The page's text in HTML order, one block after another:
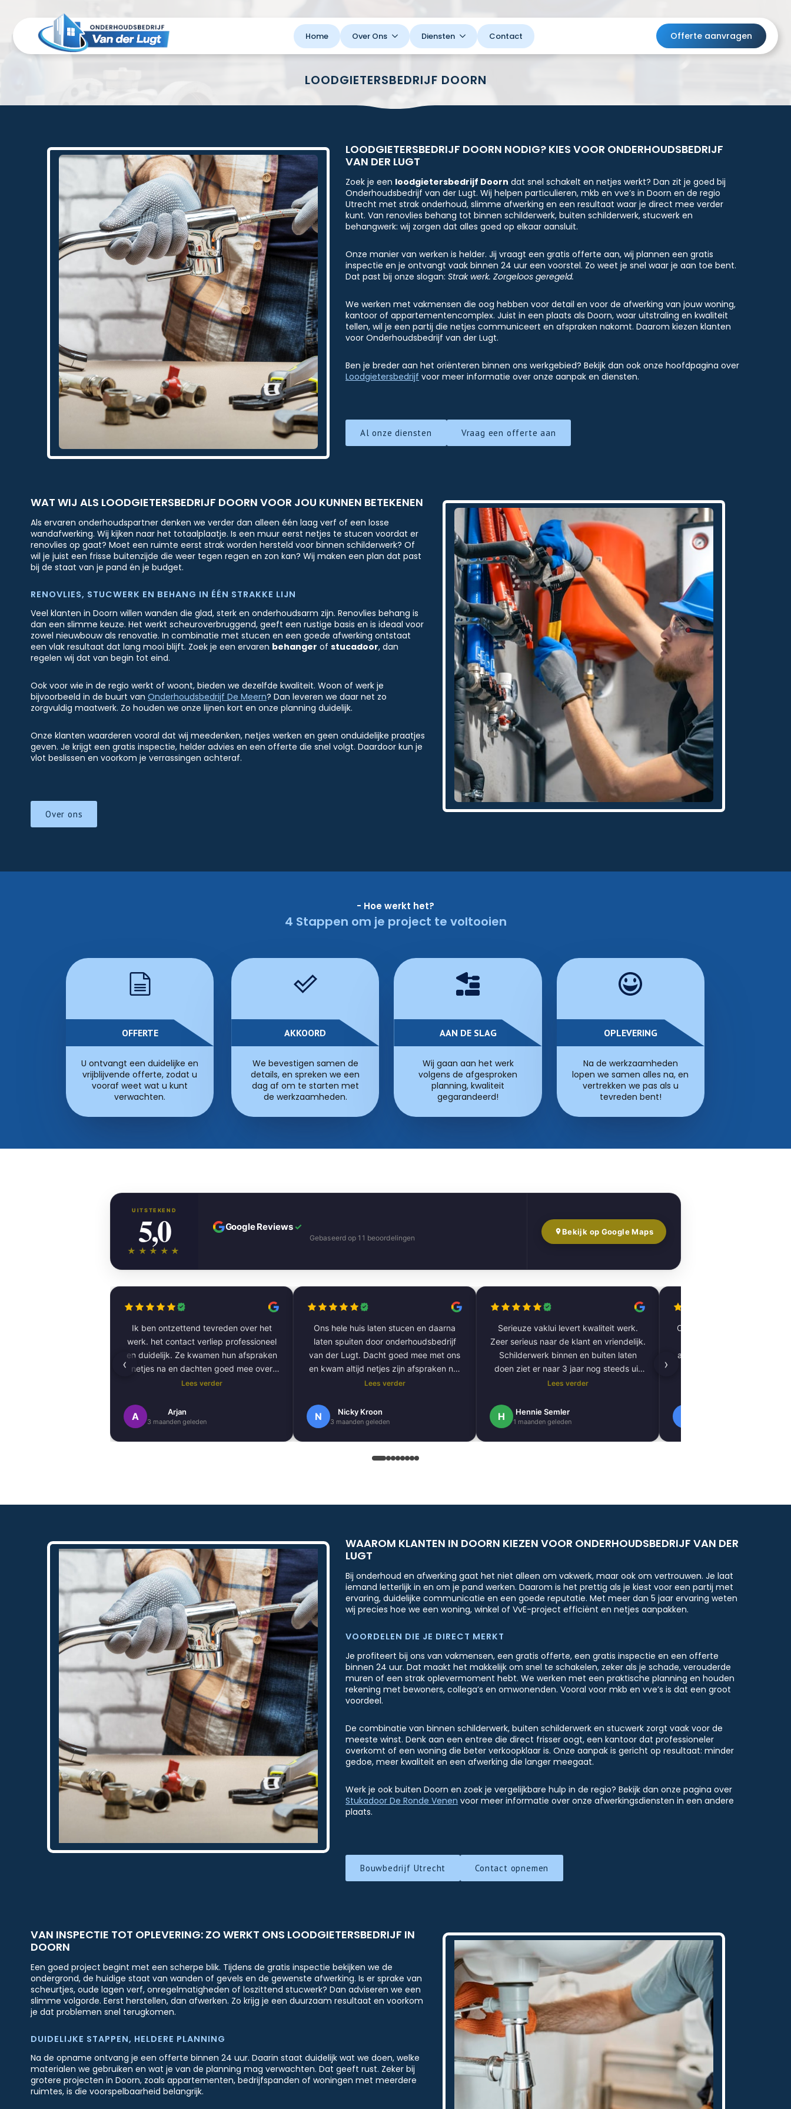
Home Over Ons Diensten Contact Offerte aanvragen
LOODGIETERSBEDRIJF DOORN
LOODGIETERSBEDRIJF DOORN NODIG? KIES VOOR ONDERHOUDSBEDRIJF
VAN DER LUGT
Zoek je een loodgietersbedrijf Doorn dat snel schakelt en netjes werkt? Dan zit je goed bij
Onderhoudsbedrijf van der Lugt. Wij helpen particulieren, mkb en vve’s in Doorn en de regio
Utrecht met strak onderhoud, slimme afwerking en een resultaat waar je direct mee verder
kunt. Van renovlies behang tot binnen schilderwerk, buiten schilderwerk, stucwerk en
behangwerk: wij zorgen dat alles goed op elkaar aansluit.
Onze manier van werken is helder. Jij vraagt een gratis offerte aan, wij plannen een gratis
inspectie en je ontvangt vaak binnen 24 uur een voorstel. Zo weet je snel waar je aan toe bent.
Dat past bij onze slogan:Strak werk. Zorgeloos geregeld.
We werken met vakmensen die oog hebben voor detail en voor de afwerking van jouw woning,
kantoor of appartementencomplex. Juist in een plaats als Doorn, waar uitstraling en kwaliteit
tellen, wil je een partij die netjes communiceert en afspraken nakomt. Daarom kiezen klanten
voor Onderhoudsbedrijf van der Lugt.
Ben je breder aan het oriënteren binnen ons werkgebied? Bekijk dan ook onze hoofdpagina over
Loodgietersbedrijf voor meer informatie over onze aanpak en diensten.
Al onze diensten Vraag een offerte aan
WAT WIJ ALS LOODGIETERSBEDRIJF DOORN VOOR JOU KUNNEN BETEKENEN
Als ervaren onderhoudspartner denken we verder dan alleen één laag verf of een losse
wandafwerking. Wij kijken naar het totaalplaatje. Is een muur eerst netjes te stucen voordat er
renovlies op gaat? Moet een ruimte eerst strak worden hersteld voor binnen schilderwerk? Of
wil je juist een frisse buitenzijde die weer tegen regen en zon kan? Wij maken een plan dat past
bij de staat van je pand én je budget.
RENOVLIES, STUCWERK EN BEHANG IN ÉÉN STRAKKE LIJN
Veel klanten in Doorn willen wanden die glad, sterk en onderhoudsarm zijn. Renovlies behang is
dan een slimme keuze. Het werkt scheuroverbruggend, geeft een rustige basis en is ideaal voor
zowel nieuwbouw als renovatie. In combinatie met stucen en een goede afwerking ontstaat
een vlak resultaat dat lang mooi blijft. Zoek je een ervaren behanger of stucadoor, dan
regelen wij dat van begin tot eind.
Ook voor wie in de regio werkt of woont, bieden we dezelfde kwaliteit. Woon of werk je
bijvoorbeeld in de buurt van Onderhoudsbedrijf De Meern? Dan leveren we daar net zo
zorgvuldig maatwerk. Zo houden we onze lijnen kort en onze planning duidelijk.
Onze klanten waarderen vooral dat wij meedenken, netjes werken en geen onduidelijke praatjes
geven. Je krijgt een gratis inspectie, helder advies en een offerte die snel volgt. Daardoor kun je
vlot beslissen en voorkom je verrassingen achteraf.
Over ons
- Hoe werkt het?
4 Stappen om je project te voltooien
OFFERTE
U ontvangt een duidelijke en
vrijblijvende offerte, zodat u
vooraf weet wat u kunt
verwachten.
AKKOORD
We bevestigen samen de
details, en spreken we een
dag af om te starten met
de werkzaamheden.
AAN DE SLAG
Wij gaan aan het werk
volgens de afgesproken
planning, kwaliteit
gegarandeerd!
OPLEVERING
Na de werkzaamheden
lopen we samen alles na, en
vertrekken we pas als u
tevreden bent!
UITSTEKEND
5,0
★★★★★
Google Reviews✓
Gebaseerd op 11 beoordelingen
Bekijk op Google Maps
Ik ben ontzettend tevreden over het
werk. het contact verliep professioneel
en duidelijk. Ze kwamen hun afspraken
netjes na en dachten goed mee over
kleurkeuze en afwerking.
Het schilderwerk zelf is van hoge
kwaliteit uitgevoerd. Alles is strak
aanbevelen!
Lees verder
A Arjan
3 maanden geleden
Ons hele huis laten stucen en daarna
laten spuiten door onderhoudsbedrijf
van der Lugt. Dacht goed mee met ons
en kwam altijd netjes zijn afspraken na.
De volgende klus hebben we al gepland
Nogmaals bedankt.
Lees verder
N Nicky Kroon
3 maanden geleden
Serieuze vaklui levert kwaliteit werk.
Zeer serieus naar de klant en vriendelijk.
Schilderwerk binnen en buiten laten
doen ziet er naar 3 jaar nog steeds uit
als nieuw.
Lees verder
H Hennie Semler
1 maanden geleden
Complete woning laten
afgewerkt, inclusief tegels,
‹ ›
WAAROM KLANTEN IN DOORN KIEZEN VOOR ONDERHOUDSBEDRIJF VAN DER
LUGT
Bij onderhoud en afwerking gaat het niet alleen om vakwerk, maar ook om vertrouwen. Je laat
iemand letterlijk in en om je pand werken. Daarom is het prettig als je kiest voor een partij met
ervaring, duidelijke communicatie en een goede reputatie. Met meer dan 5 jaar ervaring weten
wij precies hoe we een woning, winkel of VvE-project efficiënt en netjes aanpakken.
VOORDELEN DIE JE DIRECT MERKT
Je profiteert bij ons van vakmensen, een gratis offerte, een gratis inspectie en een offerte
binnen 24 uur. Dat maakt het makkelijk om snel te schakelen, zeker als je schade, verouderde
muren of een strak oplevermoment hebt. We werken met een praktische planning en houden
rekening met bewoners, collega’s en omwonenden. Vooral voor mkb en vve’s is dat een groot
voordeel.
De combinatie van binnen schilderwerk, buiten schilderwerk en stucwerk zorgt vaak voor de
meeste winst. Denk aan een entree die direct frisser oogt, een kantoor dat professioneler
overkomt of een woning die beter verkoopklaar is. Onze aanpak is gericht op resultaat: minder
gedoe, meer kwaliteit en een afwerking die langer meegaat.
Werk je ook buiten Doorn en zoek je vergelijkbare hulp in de regio? Bekijk dan onze pagina over
Stukadoor De Ronde Venen voor meer informatie over onze afwerkingsdiensten in een andere
plaats.
Bouwbedrijf Utrecht Contact opnemen
VAN INSPECTIE TOT OPLEVERING: ZO WERKT ONS LOODGIETERSBEDRIJF IN
DOORN
Een goed project begint met een scherpe blik. Tijdens de gratis inspectie bekijken we de
ondergrond, de huidige staat van wanden of gevels en de gewenste afwerking. Is er sprake van
scheurtjes, oude lagen verf, onregelmatigheden of loszittend stucwerk? Dan adviseren we een
slimme volgorde. Eerst herstellen, dan afwerken. Zo krijg je een duurzaam resultaat en voorkom
je dat problemen snel terugkomen.
DUIDELIJKE STAPPEN, HELDERE PLANNING
Na de opname ontvang je een offerte binnen 24 uur. Daarin staat duidelijk wat we doen, welke
materialen we gebruiken en wat je van de planning mag verwachten. Dat geeft rust. Zeker bij
grotere projecten in Doorn, zoals appartementen, bedrijfspanden of woningen met meerdere
ruimtes, is die voorspelbaarheid belangrijk.